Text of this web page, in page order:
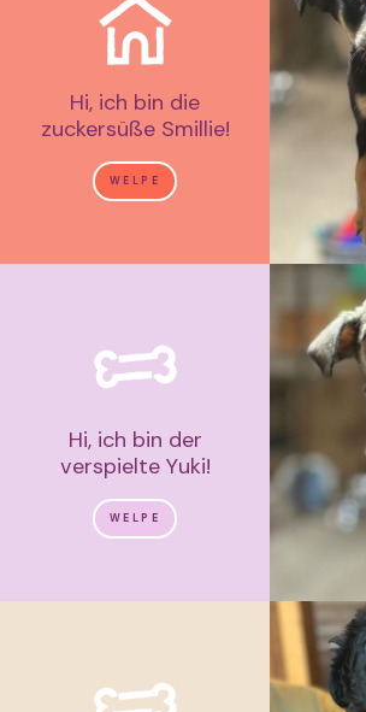
Hi, ich bin die
zuckersüße Smillie!
WELPE
Hi, ich bin der
verspielte Yuki!
WELPE